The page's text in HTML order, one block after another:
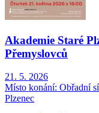
Akademie Staré
Přemyslovců
21. 5. 2026
Místo konání: Obřadní
Plzenec